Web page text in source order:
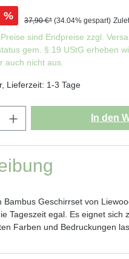
% 37,90 €* (34.04% gespart)
sind Endpreise zzgl.
gem. § 19 UStG erheben
auch nicht aus.
Lieferzeit: 1-3 Tage
In den
Bambus Geschirrset von
Tageszeit egal. Es eignet sich
Farben und Bedruckungen